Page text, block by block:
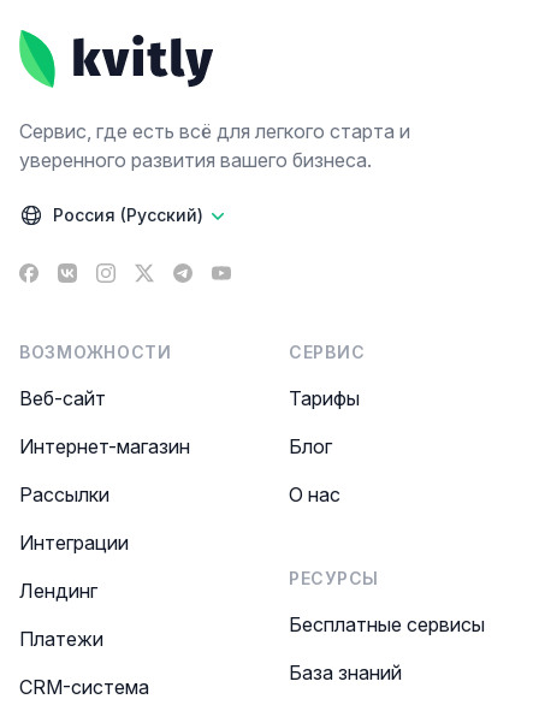
Сервис, где есть всё для легкого старта и
уверенного развития вашего бизнеса.
Россия (Русский)
Facebook
VK Instagram
X TelegramYouTube
ВОЗМОЖНОСТИ
Веб-сайт
Интернет-магазин
Рассылки
Интеграции
Лендинг
Платежи
CRM-система
СЕРВИС
Тарифы
Блог
О нас
РЕСУРСЫ
Бесплатные сервисы
База знаний